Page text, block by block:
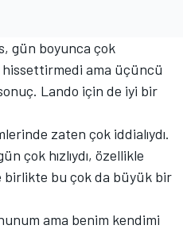
gün boyunca çok
ama üçüncü
Lando için de iyi bir
zaten çok iddialıydı.
çok hızlıydı, özellikle
bu çok da büyük bir
ama benim kendimi